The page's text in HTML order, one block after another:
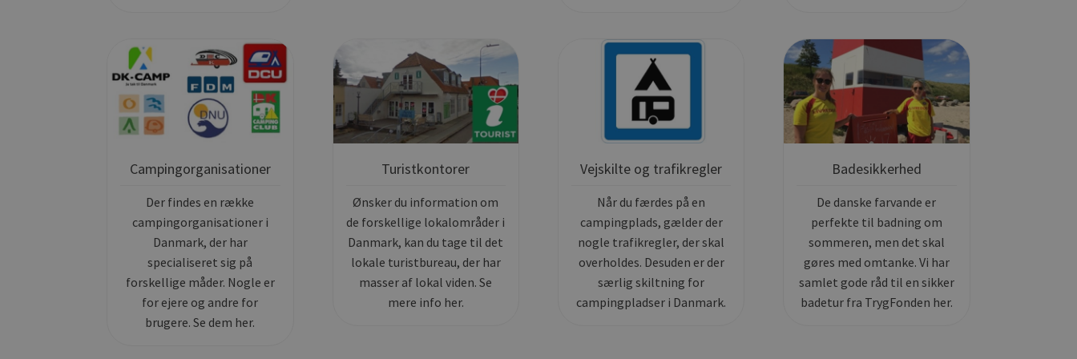
Campingorganisationer
Der findes en række
campingorganisationer i
Danmark, der har
specialiseret sig på
forskellige måder. Nogle er
for ejere og andre for
brugere. Se dem her.
Turistkontorer
Ønsker du information om
de forskellige lokalområder i
Danmark, kan du tage til det
lokale turistbureau, der har
masser af lokal viden. Se
mere info her.
Vejskilte og trafikregler
Når du færdes på en
campingplads, gælder der
nogle trafikregler, der skal
overholdes. Desuden er der
særlig skiltning for
campingpladser i Danmark.
Badesikkerhed
De danske farvande er
perfekte til badning om
sommeren, men det skal
gøres med omtanke. Vi har
samlet gode råd til en sikker
badetur fra TrygFonden her.